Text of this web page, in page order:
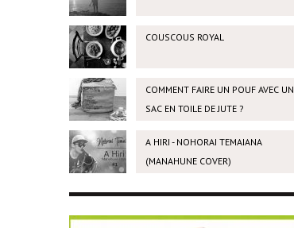
COUSCOUS ROYAL
COMMENT FAIRE UN POUF AVEC UN
SAC EN TOILE DE JUTE ?
A HIRI - NOHORAI TEMAIANA
(MANAHUNE COVER)